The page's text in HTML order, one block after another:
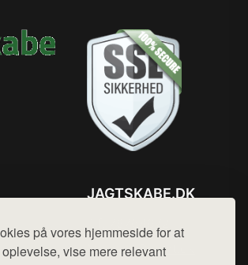
på vores hjemmeside for at
vise mere relevant
JAGTSKABE.DK
Mail: hej@want.dk